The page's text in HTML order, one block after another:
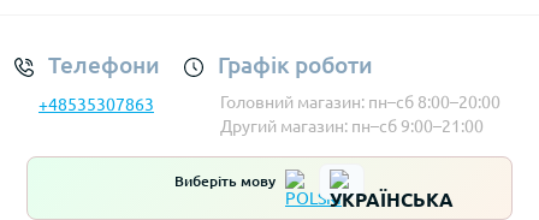
Телефони
+48535307863
Графік роботи
Головний магазин: пн–сб 8:00–20:00
Другий магазин: пн–сб 9:00–21:00
Виберіть мову